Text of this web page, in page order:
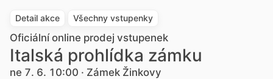
Detail akce Všechny vstupenky
Oficiální online prodej vstupenek
Italská prohlídka zámku
ne 7. 6. 10:00 · Zámek Žinkovy